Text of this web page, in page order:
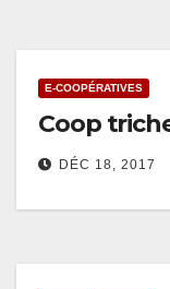
E-COOPÉRATIVES
Coop
DÉC 18, 2017